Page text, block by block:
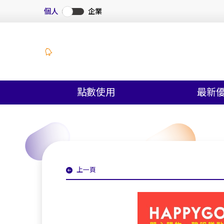
個人 企業
點數使用 最新
上一頁